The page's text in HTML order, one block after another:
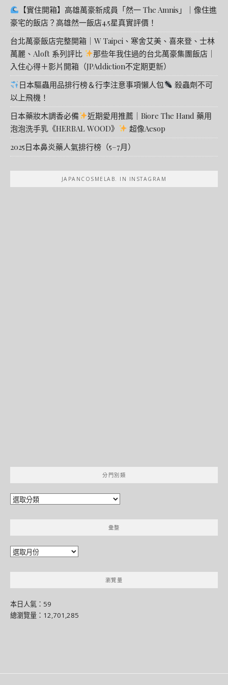
【實住開箱】高雄萬豪新成員「然一 The Amnis」｜像住進
豪宅的飯店？高雄然一飯店4.5星真實評價！
台北萬豪飯店完整開箱｜W Taipei、寒舍艾美、喜來登、士林
萬麗、Aloft 系列評比
那些年我住過的台北萬豪集團飯店｜
入住心得＋影片開箱（JPAddiction不定期更新）
日本驅蟲用品排行榜＆行李注意事項懶人包
殺蟲劑不可
以上飛機！
日本藥妝木調香必備
近期愛用推薦｜Biore The Hand 藥用
泡泡洗手乳《HERBAL WOOD》
超像Aesop
2025日本鼻炎藥人氣排行榜（5–7月）
JAPANCOSMELAB. IN INSTAGRAM
分門別類
分
別
彙整
彙
瀏覽量
本日人氣：59
總瀏覽量：12,701,285